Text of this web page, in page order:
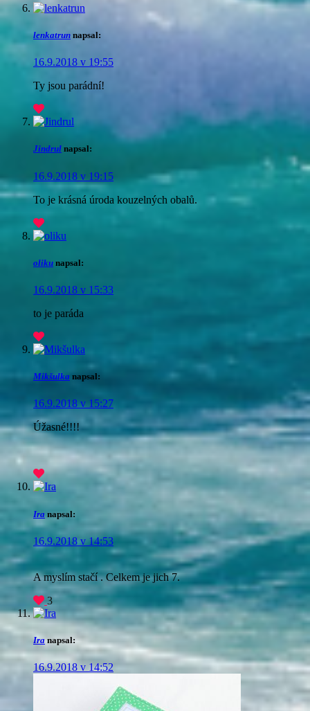
lenkatrun napsal:
16.9.2018 v 19:55
Ty jsou parádní!
Jindrul napsal:
16.9.2018 v 19:15
To je krásná úroda kouzelných obalů.
oliku napsal:
16.9.2018 v 15:33
to je paráda
Mikšulka napsal:
16.9.2018 v 15:27
Úžasné!!!!
Ira napsal:
16.9.2018 v 14:53
A myslím stačí. Celkem je jich 7.
3
Ira napsal:
16.9.2018 v 14:52